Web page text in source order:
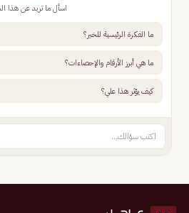
اسأل ما تريد عن هذا
ما الفكرة الرئيسية للخبر؟
ما هي أبرز الأرقام والإحصاءات؟
كيف يؤثر هذا علي؟